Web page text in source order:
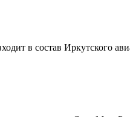
в состав Иркутского